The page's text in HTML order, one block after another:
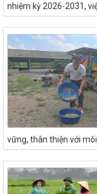
nhiệm kỳ 2026-2031,
vững, thân thiện với môi